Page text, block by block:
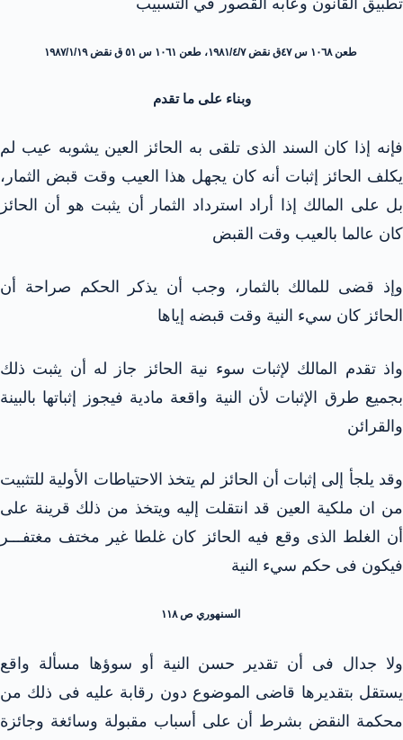
طعن ١٠٦٨ س ٤٧ق نقض ۱۹٨١/٤/٧، طعن ١٠٦١ س ٥١ ق نقض ۱۹۸۷/۱/۱۹
وبناء على ما تقدم
فإنه إذا كان السند الذى تلقى به الحائز العين يشوبه عيب لم
يكلف الحائز إثبات أنه كان يجهل هذا العيب وقت قبض الثمار،
بل على المالك إذا أراد استرداد الثمار أن يثبت هو أن الحائز
كان عالما بالعيب وقت القبض
وإذ قضى للمالك بالثمار، وجب أن يذكر الحكم صراحة أن
الحائز كان سيء النية وقت قبضه إياها
واذ تقدم المالك لإثبات سوء نية الحائز جاز له أن يثبت ذلك
بجميع طرق الإثبات لأن النية واقعة مادية فيجوز إثباتها بالبينة
والقرائن
وقد يلجأ إلى إثبات أن الحائز لم يتخذ الاحتياطات الأولية للتثبيت
من ان ملكية العين قد انتقلت إليه ويتخذ من ذلك قرينة على
أن الغلط الذى وقع فيه الحائز كان غلطا غير مختف مغتفـــر
فيكون فى حكم سيء النية
السنهوري ص ۱۱۸
ولا جدال فى أن تقدير حسن النية أو سوؤها مسألة واقع
يستقل بتقديرها قاضى الموضوع دون رقابة عليه فى ذلك من
محكمة النقض بشرط أن على أسباب مقبولة وسائغة وجائزة